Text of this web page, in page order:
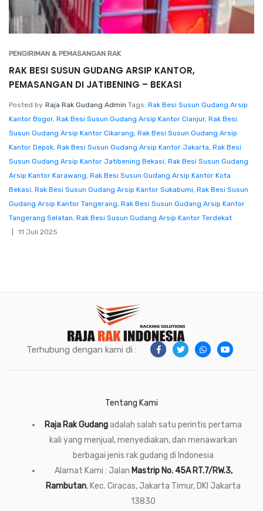
PENGIRIMAN & PEMASANGAN RAK
RAK BESI SUSUN GUDANG ARSIP KANTOR,
PEMASANGAN DI JATIBENING – BEKASI
Posted by Raja Rak Gudang Admin Tags: Rak Besi Susun Gudang Arsip
Kantor Bogor, Rak Besi Susun Gudang Arsip Kantor Cianjur, Rak Besi
Susun Gudang Arsip Kantor Cikarang, Rak Besi Susun Gudang Arsip
Kantor Depok, Rak Besi Susun Gudang Arsip Kantor Jakarta, Rak Besi
Susun Gudang Arsip Kantor Jatibening Bekasi, Rak Besi Susun Gudang
Arsip Kantor Karawang, Rak Besi Susun Gudang Arsip Kantor Kota
Bekasi, Rak Besi Susun Gudang Arsip Kantor Sukabumi, Rak Besi Susun
Gudang Arsip Kantor Tangerang, Rak Besi Susun Gudang Arsip Kantor
Tangerang Selatan, Rak Besi Susun Gudang Arsip Kantor Terdekat
11 Juli 2025
Terhubung dengan kami di :
Tentang Kami
Raja Rak Gudangadalah salah satu perintis pertama
kali yang menjual, menyediakan, dan menawarkan
berbagai jenis rak gudang di Indonesia
Alamat Kami : Jalan Mastrip No. 45A RT.7/RW.3,
Rambutan, Kec. Ciracas, Jakarta Timur, DKI Jakarta
13830